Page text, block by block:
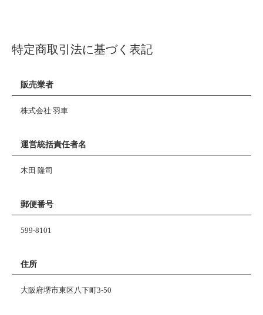
特定商取引法に基づく表記
販売業者
株式会社 羽車
運営統括責任者名
木田 隆司
郵便番号
599-8101
住所
大阪府堺市東区八下町3-50